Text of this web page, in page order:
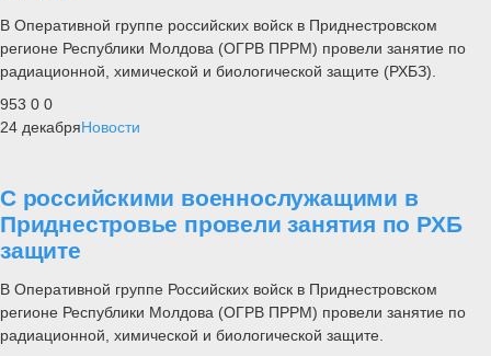
В Оперативной группе российских войск в Приднестровском
регионе Республики Молдова (ОГРВ ПРРМ) провели занятие по
радиационной, химической и биологической защите (РХБЗ).
953 0 0
24 декабряНовости
С российскими военнослужащими в
Приднестровье провели занятия по РХБ
защите
В Оперативной группе Российских войск в Приднестровском
регионе Республики Молдова (ОГРВ ПРРМ) провели занятие по
радиационной, химической и биологической защите.